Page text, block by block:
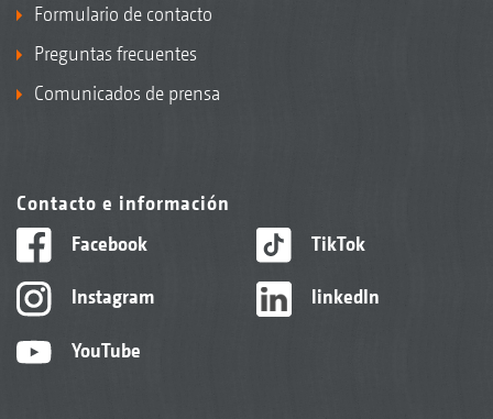
Formulario de contacto
Preguntas frecuentes
Comunicados de prensa
Contacto e información
Facebook
Instagram
YouTube
TikTok
linkedIn